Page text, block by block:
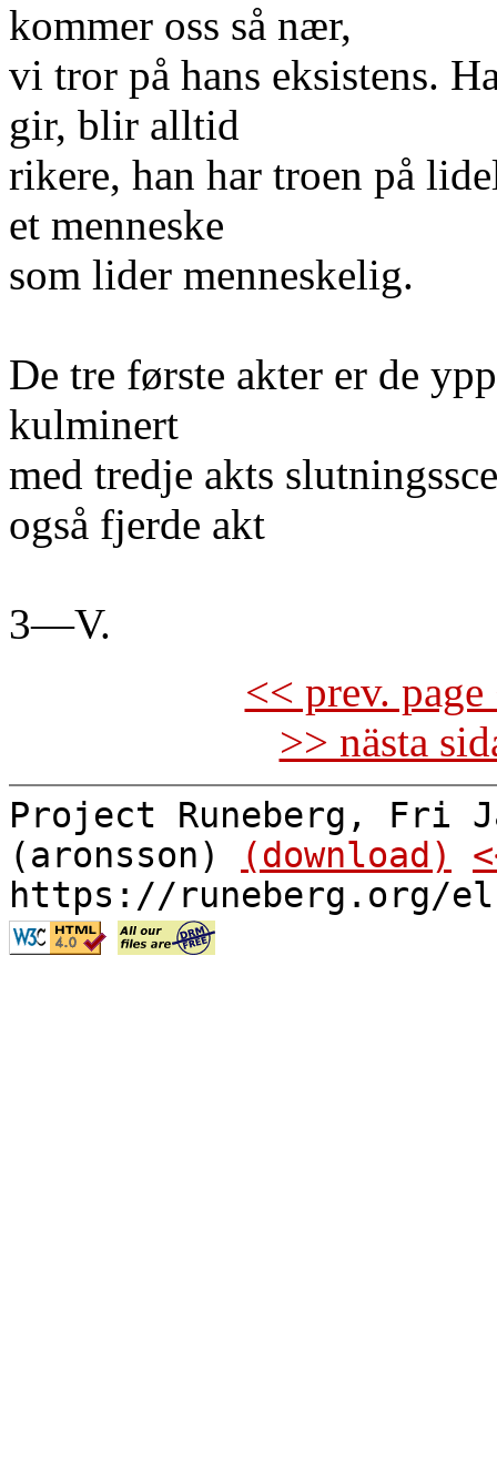
kommer oss så nær,
vi tror på hans eksistens.
gir, blir alltid
rikere, han har troen på
et menneske
som lider menneskelig.
De tre første akter er de
kulminert
med tredje akts
også fjerde akt
3—V.
<< prev.
>> nästa
Project Runeberg, Fri
(aronsson)
(download)
https://runeberg.org/